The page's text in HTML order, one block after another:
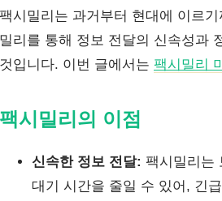
팩시밀리는 과거부터 현대에 이르
밀리를 통해 정보 전달의 신속성과
것입니다. 이번 글에서는 팩시밀리
팩시밀리의 이점
신속한 정보 전달: 팩시밀리는
대기 시간을 줄일 수 있어, 긴